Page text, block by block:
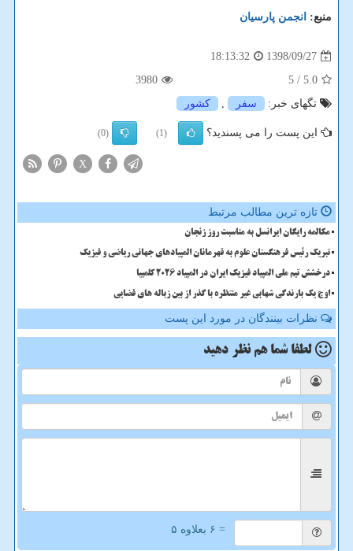
منبع: انجمن پارسیان
1398/09/27
18:13:32
5.0
/ 5
3980
تگهای خبر:
سفر , كشور
این پست را می پسندید؟ (1)
(0)
X
تازه ترین مطالب مرتبط
مکالمه رایگان ایرانسل به مناسبت روز زنجان
تبریک رئیس فرهنگستان علوم به قهرمانان المپیادهای جهانی ریاضی و فیزیک
درخشش تیم ملی المپیاد فیزیک ایران در المپیاد 2026 کلمبیا
اوج یک بارندگی شهابی غیر منتظره با گذر از بین زباله های فضایی
نظرات بینندگان در مورد این پست
لطفا شما هم نظر دهید
= ۶ بعلاوه ۵